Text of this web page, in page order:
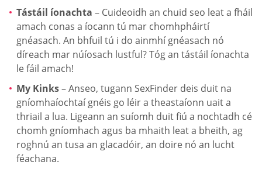
Tástáil íonachta – Cuideoidh an chuid seo leat a fháil
amach conas a íocann tú mar chomhpháirtí
gnéasach. An bhfuil tú i do ainmhí gnéasach nó
díreach mar núíosach lustful? Tóg an tástáil íonachta
le fáil amach!
My Kinks– Anseo, tugann SexFinder deis duit na
gníomhaíochtaí gnéis go léir a theastaíonn uait a
thriail a lua. Ligeann an suíomh duit fiú a nochtadh cé
chomh gníomhach agus ba mhaith leat a bheith, ag
roghnú an tusa an glacadóir, an doire nó an lucht
féachana.